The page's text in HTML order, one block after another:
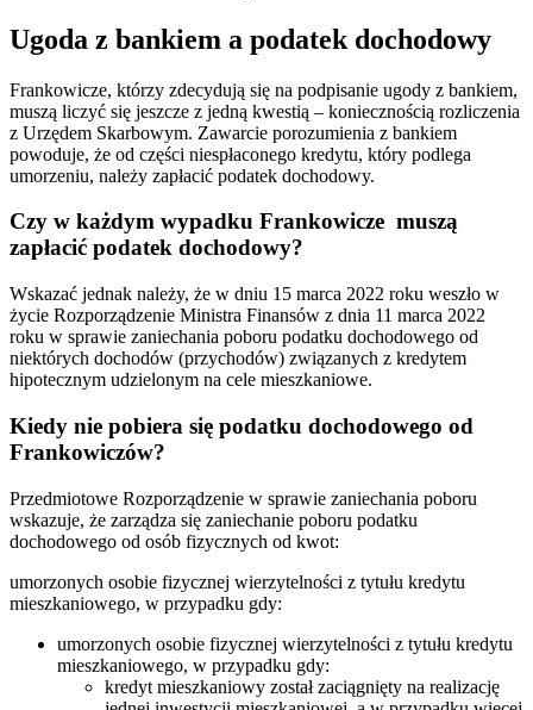
Ugoda z bankiem a podatek dochodowy
Frankowicze, którzy zdecydują się na podpisanie ugody z bankiem,
muszą liczyć się jeszcze z jedną kwestią – koniecznością rozliczenia
z Urzędem Skarbowym. Zawarcie porozumienia z bankiem
powoduje, że od części niespłaconego kredytu, który podlega
umorzeniu, należy zapłacić podatek dochodowy.
Czy w każdym wypadku Frankowicze muszą
zapłacić podatek dochodowy?
Wskazać jednak należy, że w dniu 15 marca 2022 roku weszło w
życie Rozporządzenie Ministra Finansów z dnia 11 marca 2022
roku w sprawie zaniechania poboru podatku dochodowego od
niektórych dochodów (przychodów) związanych z kredytem
hipotecznym udzielonym na cele mieszkaniowe.
Kiedy nie pobiera się podatku dochodowego od
Frankowiczów?
Przedmiotowe Rozporządzenie w sprawie zaniechania poboru
wskazuje, że zarządza się zaniechanie poboru podatku
dochodowego od osób fizycznych od kwot:
umorzonych osobie fizycznej wierzytelności z tytułu kredytu
mieszkaniowego, w przypadku gdy:
umorzonych osobie fizycznej wierzytelności z tytułu kredytu
mieszkaniowego, w przypadku gdy:
kredyt mieszkaniowy został zaciągnięty na realizację